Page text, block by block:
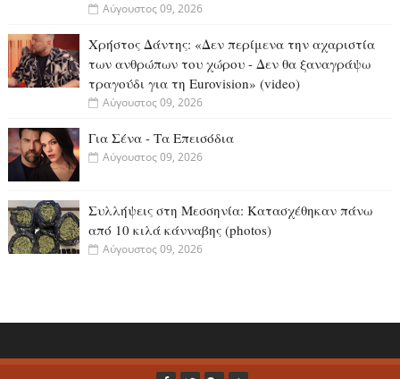
Αύγουστος 09, 2026
Χρήστος Δάντης: «Δεν περίμενα την αχαριστία
των ανθρώπων του χώρου - Δεν θα ξαναγράψω
τραγούδι για τη Eurovision» (video)
Αύγουστος 09, 2026
Για Σένα - Τα Επεισόδια
Αύγουστος 09, 2026
Συλλήψεις στη Μεσσηνία: Κατασχέθηκαν πάνω
από 10 κιλά κάνναβης (photos)
Αύγουστος 09, 2026